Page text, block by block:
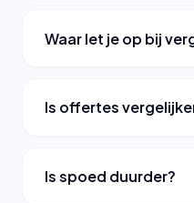
Waar let je op bij
Is offertes
Is spoed duurder?